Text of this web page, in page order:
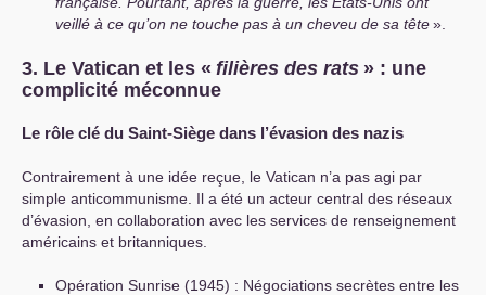
veillé à ce qu’on ne touche pas à un cheveu de sa tête».
3. Le Vatican et les « filières des rats » : une
complicité méconnue
Le rôle clé du Saint-Siège dans l’évasion des nazis
Contrairement à une idée reçue, le Vatican n’a pas agi par
simple anticommunisme. Il a été un acteur central des réseaux
d’évasion, en collaboration avec les services de renseignement
américains et britanniques.
Opération Sunrise (1945) : Négociations secrètes entre les